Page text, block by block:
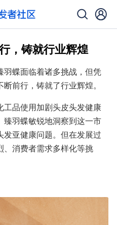
，铸就行业辉煌
蝶面临着诸多挑战，但凭
前行，铸就了行业辉煌。
品使用加剧头皮头发健康
羽蝶敏锐地洞察到这一市
亚健康问题。但在发展过
、消费者需求多样化等挑